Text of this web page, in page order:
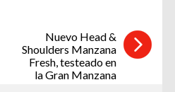
Nuevo Head &
Shoulders Manzana
Fresh, testeado en
la Gran Manzana